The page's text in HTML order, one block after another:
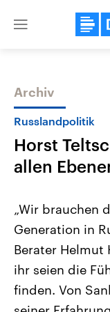
Close
Themen
Landtagswahl
2026
Alle Informationen
Sachsen-Anhalt
September 2026
Landtag. Seit 2021
Bundesland von
Archiv
Russlandpolitik
Horst
allen
„Wir brauchen
Generation in
Berater Helmut
ihr seien die
finden. Von